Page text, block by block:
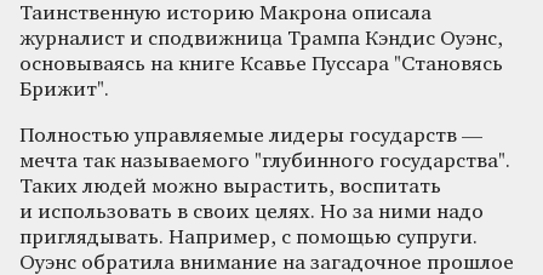
Таинственную историю Макрона описала
журналист и сподвижница Трампа Кэндис Оуэнс,
основываясь на книге Ксавье Пуссара "Становясь
Брижит".
Полностью управляемые лидеры государств —
мечта так называемого "глубинного государства".
Таких людей можно вырастить, воспитать
и использовать в своих целях. Но за ними надо
приглядывать. Например, с помощью супруги.
Оуэнс обратила внимание на загадочное прошлое